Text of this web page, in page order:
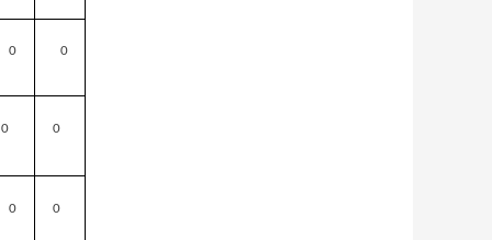
0 0
0 0
0 0